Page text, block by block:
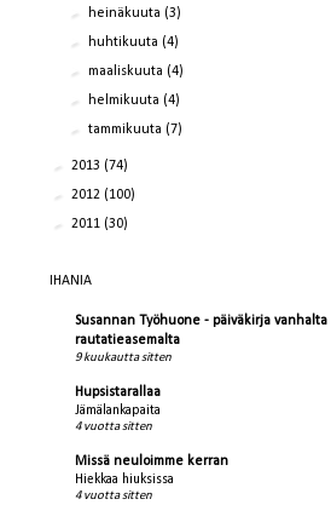
► heinäkuuta (3)
► huhtikuuta (4)
►maaliskuuta (4)
► helmikuuta (4)
►tammikuuta (7)
► 2013 (74)
► 2012 (100)
► 2011 (30)
IHANIA
Susannan Työhuone - päiväkirja vanhalta
rautatieasemalta
9 kuukautta sitten
Hupsistarallaa
Jämälankapaita
4 vuotta sitten
Missä neuloimme kerran
Hiekkaa hiuksissa
4 vuotta sitten